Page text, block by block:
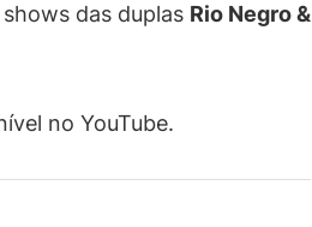
das duplas Rio Negro &
no YouTube.